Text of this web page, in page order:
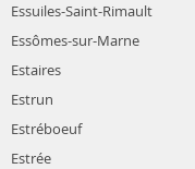
Essuiles-Saint-Rimault
Essômes-sur-Marne
Estaires
Estrun
Estréboeuf
Estrée